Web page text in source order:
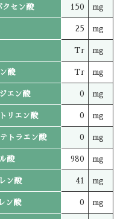
セン酸 150 mg
25 mg
Tr mg
酸 Tr mg
エン酸 0 mg
リエン酸 0 mg
トラエン酸 0 mg
酸 980 mg
ン酸 41 mg
ン酸 0 mg